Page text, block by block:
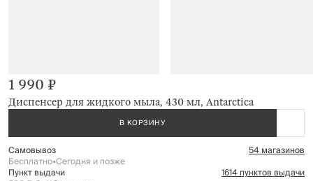
Диспенсер для жидкого мыла, 430 мл, Antarctica
1 990 ₽
В КОРЗИНУ
Самовывоз 54 магазинов
Бесплатно•Сегодня и позже
Пункт выдачи 1614 пунктов выдачи